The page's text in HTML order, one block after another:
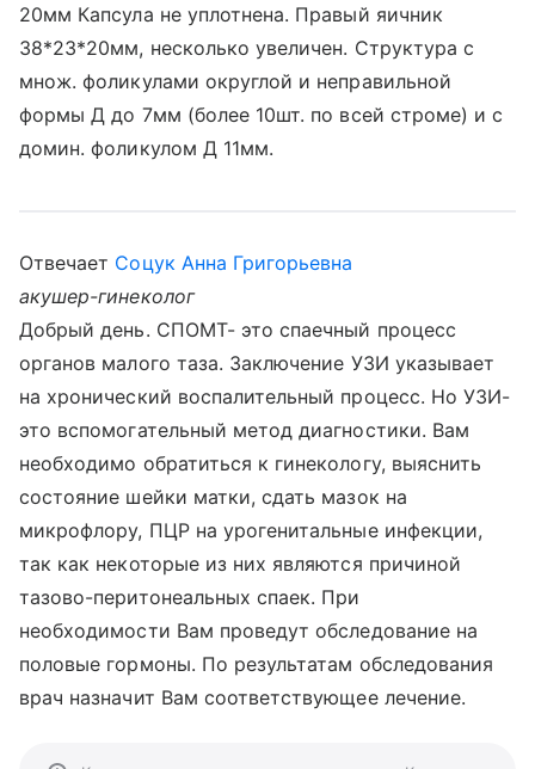
20мм Капсула не уплотнена. Правый яичник
38*23*20мм, несколько увеличен. Структура с
множ. фоликулами округлой и неправильной
формы Д до 7мм (более 10шт. по всей строме) и с
домин. фоликулом Д 11мм.
Отвечает Соцук Анна Григорьевна
акушер-гинеколог
Добрый день. СПОМТ- это спаечный процесс
органов малого таза. Заключение УЗИ указывает
на хронический воспалительный процесс. Но УЗИ-
это вспомогательный метод диагностики. Вам
необходимо обратиться к гинекологу, выяснить
состояние шейки матки, сдать мазок на
микрофлору, ПЦР на урогенитальные инфекции,
так как некоторые из них являются причиной
тазово-перитонеальных спаек. При
необходимости Вам проведут обследование на
половые гормоны. По результатам обследования
врач назначит Вам соответствующее лечение.